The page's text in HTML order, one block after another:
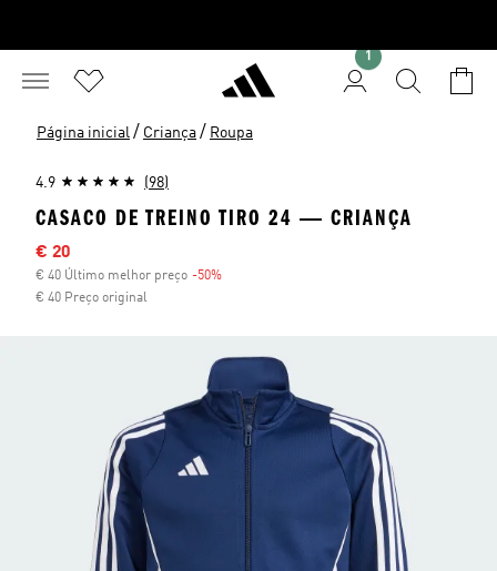
1
Página inicial / Criança / Roupa
4.9 (98)
CASACO DE TREINO TIRO 24 ― CRIANÇA
Preço com desconto
€ 20
€ 40 Último melhor preço -50%
€ 40 Preço original